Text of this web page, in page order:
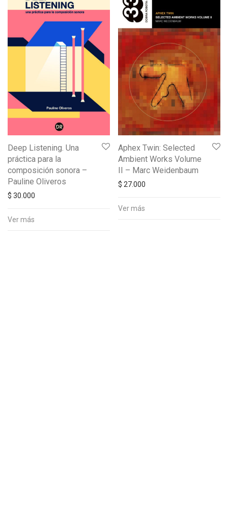
Deep Listening. Una
práctica para la
composición sonora –
Pauline Oliveros
$ 30.000
Ver más
Aphex Twin: Selected
Ambient Works Volume
II – Marc Weidenbaum
$ 27.000
Ver más